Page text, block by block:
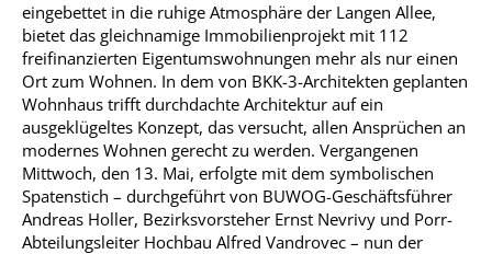
eingebettet in die ruhige Atmosphäre der Langen Allee,
bietet das gleichnamige Immobilienprojekt mit 112
freifinanzierten Eigentumswohnungen mehr als nur einen
Ort zum Wohnen. In dem von BKK-3-Architekten geplanten
Wohnhaus trifft durchdachte Architektur auf ein
ausgeklügeltes Konzept, das versucht, allen Ansprüchen an
modernes Wohnen gerecht zu werden. Vergangenen
Mittwoch, den 13. Mai, erfolgte mit dem symbolischen
Spatenstich – durchgeführt von BUWOG-Geschäftsführer
Andreas Holler, Bezirksvorsteher Ernst Nevrivy und Porr-
Abteilungsleiter Hochbau Alfred Vandrovec – nun der